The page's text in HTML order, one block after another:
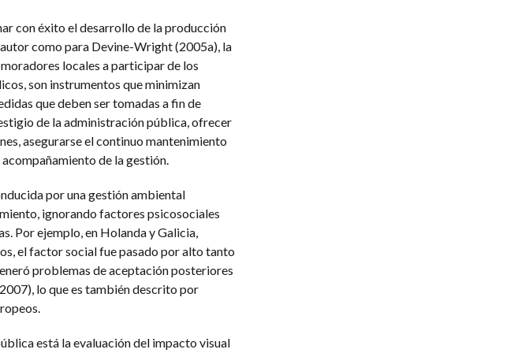
con éxito el desarrollo de la producción
como para Devine-Wright (2005a), la
locales a participar de los
son instrumentos que minimizan
que deben ser tomadas a fin de
de la administración pública, ofrecer
asegurarse el continuo mantenimiento
de la gestión.
por una gestión ambiental
ignorando factores psicosociales
Por ejemplo, en Holanda y Galicia,
el factor social fue pasado por alto tanto
problemas de aceptación posteriores
lo que es también descrito por
está la evaluación del impacto visual